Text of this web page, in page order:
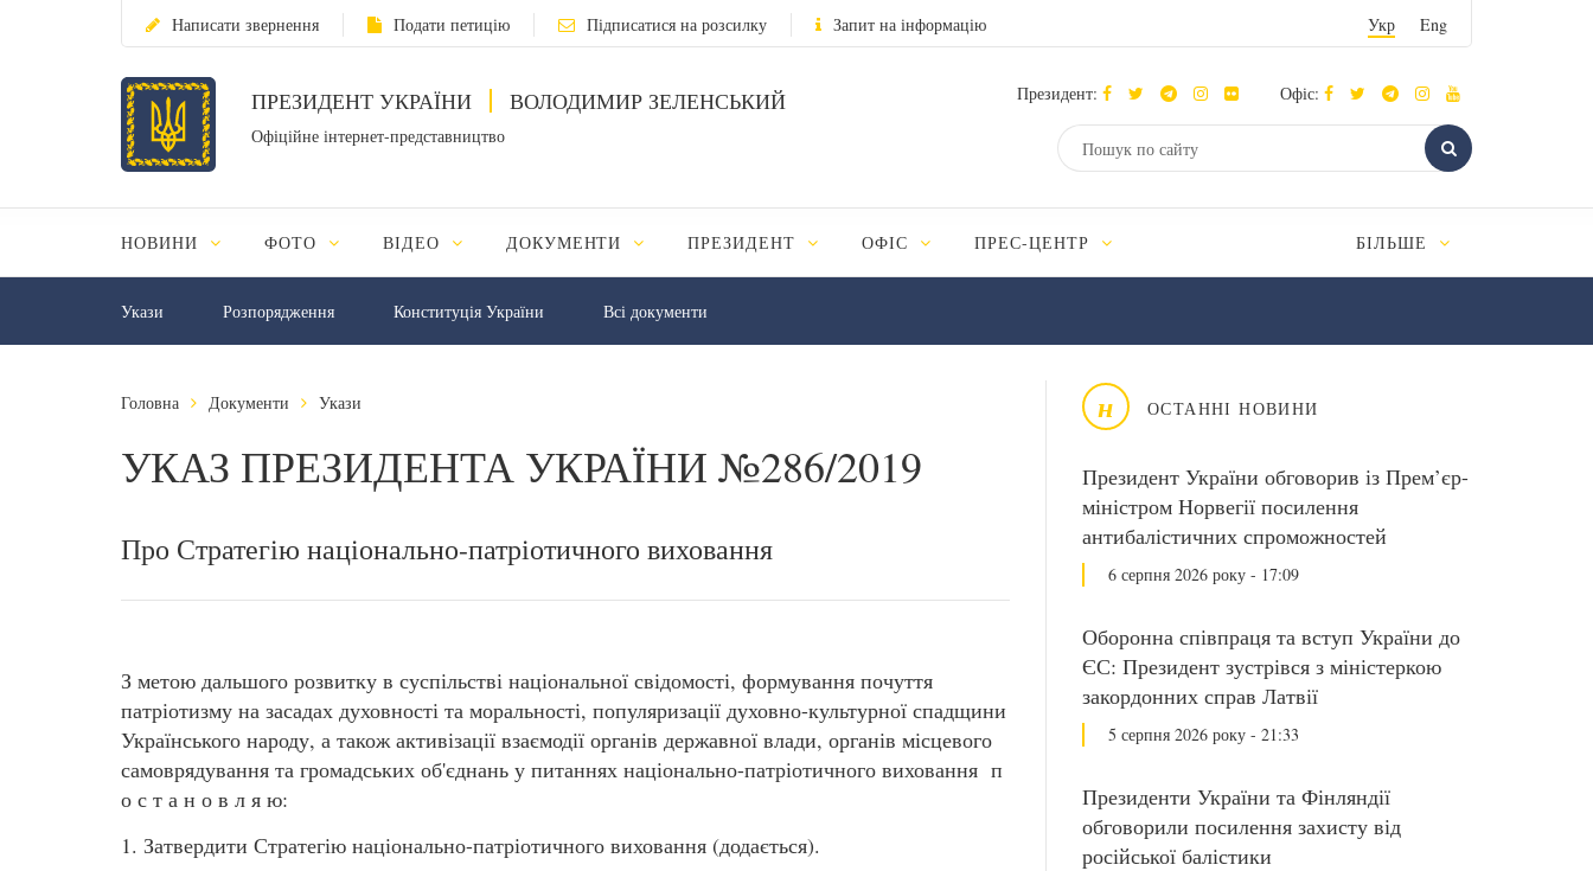
Написати звернення Подати петицію Підписатися на розсилку Запит на інформацію Укр Eng
ПРЕЗИДЕНТ УКРАЇНИ ВОЛОДИМИР ЗЕЛЕНСЬКИЙ
Офіційне інтернет-представництво
Президент: Офіс:
НОВИНИ ФОТО ВІДЕО ДОКУМЕНТИ ПРЕЗИДЕНТ ОФІС ПРЕС-ЦЕНТР БІЛЬШЕ
Укази Розпорядження Конституція України Всі документи
н ОСТАННІ НОВИНИ
Президент України обговорив із Прем’єр-
міністром Норвегії посилення
антибалістичних спроможностей
6 серпня 2026 року - 17:09
Оборонна співпраця та вступ України до
ЄС: Президент зустрівся з міністеркою
закордонних справ Латвії
5 серпня 2026 року - 21:33
Президенти України та Фінляндії
обговорили посилення захисту від
російської балістики
Головна Документи Укази
УКАЗ ПРЕЗИДЕНТА УКРАЇНИ №286/2019
Про Стратегію національно-патріотичного виховання
З метою дальшого розвитку в суспільстві національної свідомості, формування почуття
патріотизму на засадах духовності та моральності, популяризації духовно-культурної спадщини
Українського народу, а також активізації взаємодії органів державної влади, органів місцевого
самоврядування та громадських об'єднань у питаннях національно-патріотичного виховання п
о с т а н о в л я ю:
1. Затвердити Стратегію національно-патріотичного виховання (додається).